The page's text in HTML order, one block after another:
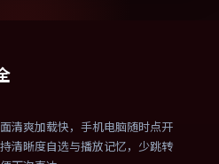
清爽加载快，手机电脑随时点开
清晰度自选与播放记忆，少跳转